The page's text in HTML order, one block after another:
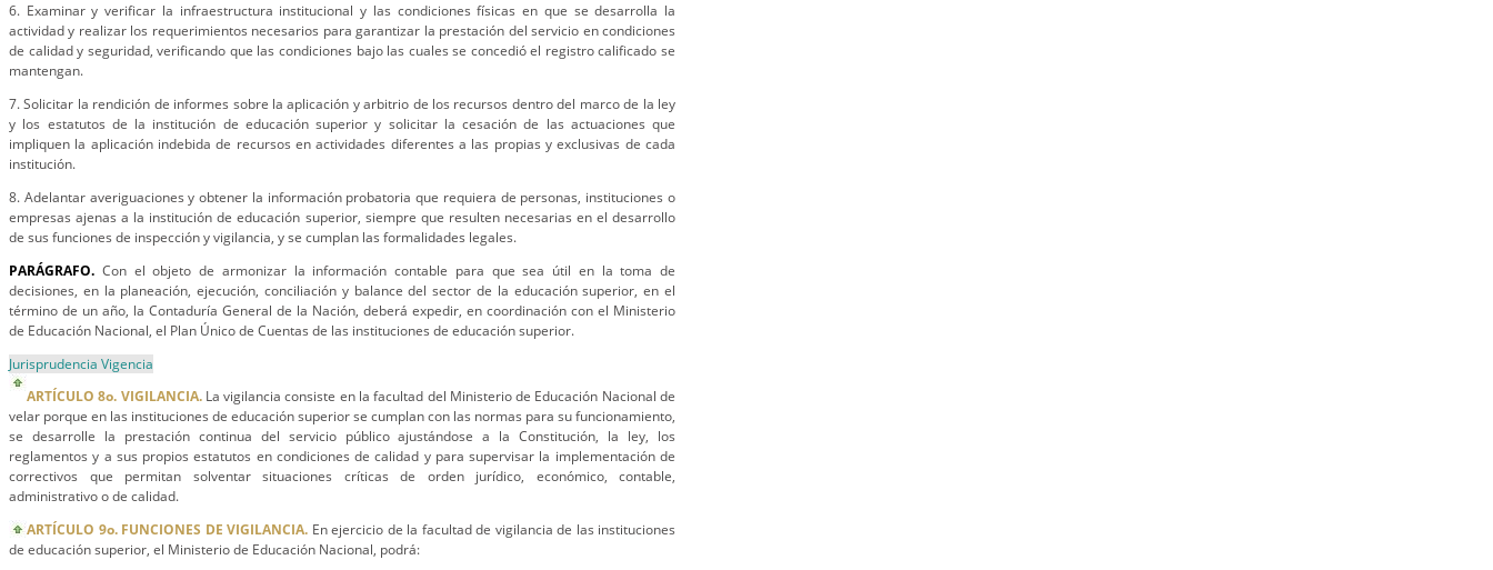
6. Examinar y verificar la infraestructura institucional y las condiciones físicas en que se desarrolla la
actividad y realizar los requerimientos necesarios para garantizar la prestación del servicio en condiciones
de calidad y seguridad, verificando que las condiciones bajo las cuales se concedió el registro calificado se
mantengan.
7. Solicitar la rendición de informes sobre la aplicación y arbitrio de los recursos dentro del marco de la ley
y los estatutos de la institución de educación superior y solicitar la cesación de las actuaciones que
impliquen la aplicación indebida de recursos en actividades diferentes a las propias y exclusivas de cada
institución.
8. Adelantar averiguaciones y obtener la información probatoria que requiera de personas, instituciones o
empresas ajenas a la institución de educación superior, siempre que resulten necesarias en el desarrollo
de sus funciones de inspección y vigilancia, y se cumplan las formalidades legales.
PARÁGRAFO. Con el objeto de armonizar la información contable para que sea útil en la toma de
decisiones, en la planeación, ejecución, conciliación y balance del sector de la educación superior, en el
término de un año, la Contaduría General de la Nación, deberá expedir, en coordinación con el Ministerio
de Educación Nacional, el Plan Único de Cuentas de las instituciones de educación superior.
Jurisprudencia Vigencia
ARTÍCULO 8o. VIGILANCIA.La vigilancia consiste en la facultad del Ministerio de Educación Nacional de
velar porque en las instituciones de educación superior se cumplan con las normas para su funcionamiento,
se desarrolle la prestación continua del servicio público ajustándose a la Constitución, la ley, los
reglamentos y a sus propios estatutos en condiciones de calidad y para supervisar la implementación de
correctivos que permitan solventar situaciones críticas de orden jurídico, económico, contable,
administrativo o de calidad.
ARTÍCULO 9o. FUNCIONES DE VIGILANCIA. En ejercicio de la facultad de vigilancia de las instituciones
de educación superior, el Ministerio de Educación Nacional, podrá: